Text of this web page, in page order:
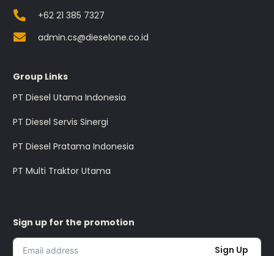
+62 21 385 7327
admin.cs@dieselone.co.id
Group Links
PT Diesel Utama Indonesia
PT Diesel Servis Sinergi
PT Diesel Pratama Indonesia
PT Multi Traktor Utama
Sign up for the promotion
Sign Up